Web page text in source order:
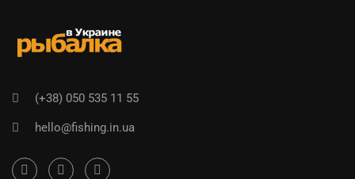
(+38) 050 535 11 55
hello@fishing.in.ua